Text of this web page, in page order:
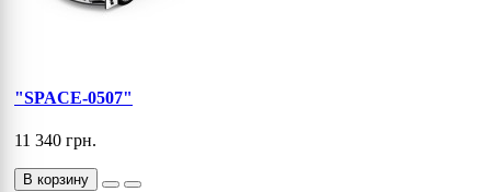
"SPACE-0507"
11 340 грн.
В корзину